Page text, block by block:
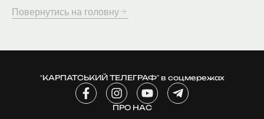
Повернутись на головну
“КАРПАТСЬКИЙ ТЕЛЕГРАФ” в соцмережах
F
a
I
n
s
Y
o
u
T
e
ПРО НАС